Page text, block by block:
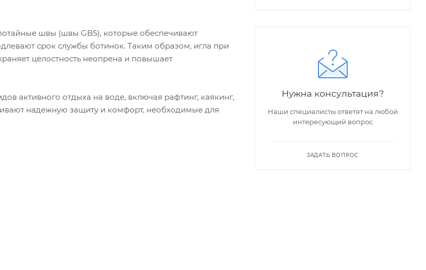
швы (швы GBS), которые обеспечивают
срок службы ботинок. Таким образом, игла при
целостность неопрена и повышает
активного отдыха на воде, включая рафтинг, каякинг,
надежную защиту и комфорт, необходимые для
Нужна консультация?
Наши специалисты ответят на любой
интересующий вопрос
ЗАДАТЬ ВОПРОС